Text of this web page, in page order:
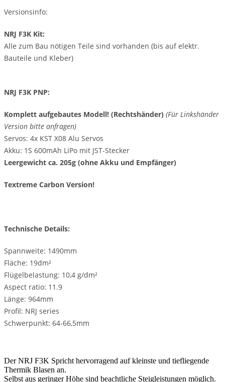
Versionsinfo:
NRJ F3K Kit:
Alle zum Bau nötigen Teile sind vorhanden (bis auf elektr.
Bauteile und Kleber)
NRJ F3K PNP:
Komplett aufgebautes Modell! (Rechtshänder) (Für Linkshänder
Version bitte anfragen)
Servos: 4x KST X08 Alu Servos
Akku: 1S 600mAh LiPo mit JST-Stecker
Leergewicht ca. 205g (ohne Akku und Empfänger)
Textreme Carbon Version!
Technische Details:
Spannweite: 1490mm
Fläche: 19dm²
Flügelbelastung: 10,4 g/dm²
Aspect ratio: 11.9
Länge: 964mm
Profil: NRJ series
Schwerpunkt: 64-66,5mm
Der NRJ F3K Spricht hervorragend auf kleinste und tiefliegende
Thermik Blasen an.
Selbst aus geringer Höhe sind beachtliche Steigleistungen möglich.